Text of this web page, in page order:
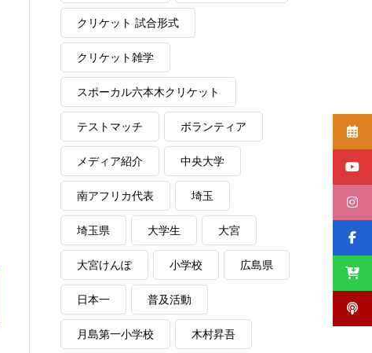
クリケット 試合形式
クリケット雑学
スポーカル六本木クリケット
テストマッチ ボランティア
メディア紹介 中央大学
南アフリカ代表 埼玉
埼玉県 大学生 大宮
大宮けんぽ 小学校 広島県
日本一 普及活動
月島第一小学校 木村昇吾